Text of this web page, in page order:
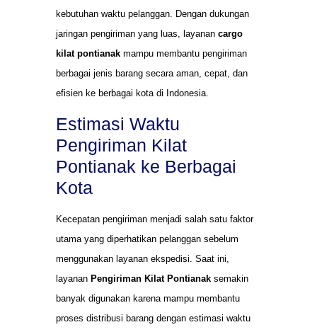
kebutuhan waktu pelanggan. Dengan dukungan
jaringan pengiriman yang luas, layanan cargo
kilat pontianak mampu membantu pengiriman
berbagai jenis barang secara aman, cepat, dan
efisien ke berbagai kota di Indonesia.
Estimasi Waktu
Pengiriman Kilat
Pontianak ke Berbagai
Kota
Kecepatan pengiriman menjadi salah satu faktor
utama yang diperhatikan pelanggan sebelum
menggunakan layanan ekspedisi. Saat ini,
layanan Pengiriman Kilat Pontianak semakin
banyak digunakan karena mampu membantu
proses distribusi barang dengan estimasi waktu